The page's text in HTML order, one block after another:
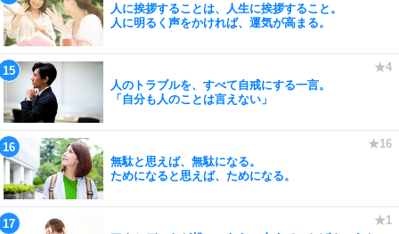
人に挨拶することは、人生に挨拶すること。
人に明るく声をかければ、運気が高まる。
人のトラブルを、すべて自戒にする一言。
「自分も人のことは言えない」
無駄と思えば、無駄になる。
ためになると思えば、ためになる。